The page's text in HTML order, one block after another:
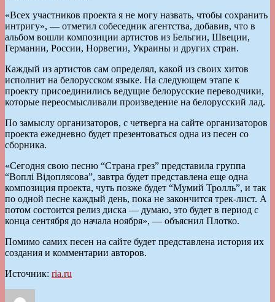
«Всех участников проекта я не могу назвать, чтобы сохранить
интригу», — отметил собеседник агентства, добавив, что в
альбом вошли композиции артистов из Бельгии, Швеции,
Германии, России, Норвегии, Украины и других стран.
Каждый из артистов сам определял, какой из своих хитов
исполнит на белорусском языке. На следующем этапе к
проекту присоединились ведущие белорусские переводчики,
которые переосмысливали произведение на белорусский лад.
По замыслу организаторов, с четверга на сайте организаторов
проекта ежедневно будет презентоваться одна из песен со
сборника.
«Сегодня свою песню “Страна грез” представила группа
“Воплi Вiдоплясова”, завтра будет представлена еще одна
композиция проекта, чуть позже будет “Мумий Тролль”, и так
по одной песне каждый день, пока не закончится трек-лист. А
потом состоится релиз диска — думаю, это будет в период с
конца сентября до начала ноября», — объяснил Плотко.
Помимо самих песен на сайте будет представлена история их
создания и комментарии авторов.
Источник: ria.ru